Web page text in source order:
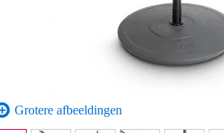
Grotere afbeeldingen